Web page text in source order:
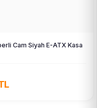
Cam Siyah E-ATX Kasa